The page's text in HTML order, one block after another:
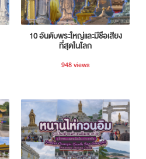
10 อันดับพระใหญ่และมีชื่อเสียง
ที่สุดในโลก
948 views